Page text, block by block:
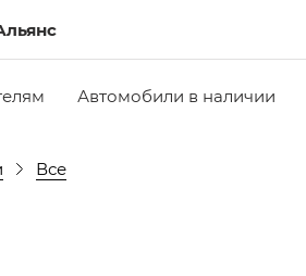
Автомобили в наличии
Все